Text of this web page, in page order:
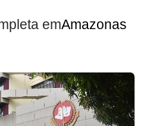
emAmazonas